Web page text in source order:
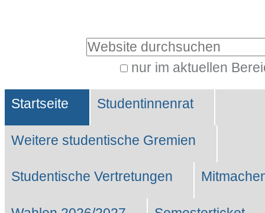
Website durchsuchen
nur im aktuellen
Suche…
Sektionen
Startseite Studentinnenrat
Weitere studentische Gremien
Studentische Vertretungen